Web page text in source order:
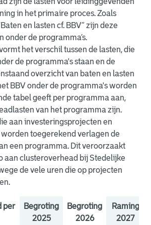
in het primaire proces. Zoals
en lasten cf. BBV” zijn deze
onder de programma’s.
het verschil tussen de lasten, die
de programma's staan en de
overzicht van baten en lasten
BBV onder de programma's worden
tabel geeft per programma aan,
van het programma zijn.
aan investeringsprojecten en
toegerekend verlagen de
een programma. Dit veroorzaakt
aan clusteroverhead bij Stedelijke
de vele uren die op projecten
per
Begroting
2025
Begroting
2026
Raming
2027